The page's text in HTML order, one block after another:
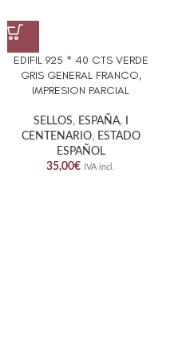
EDIFIL 925 * 40 CTS VERDE
GRIS GENERAL FRANCO,
IMPRESION PARCIAL
SELLOS, ESPAÑA,
CENTENARIO, ESTADO
ESPAÑOL
35,00€ IVA incl.